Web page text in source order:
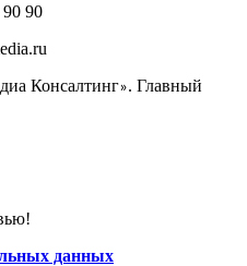
90
Консалтинг». Главный
данных